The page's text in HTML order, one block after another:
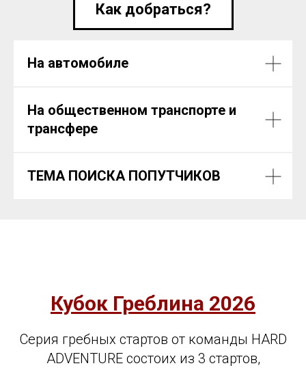
Как добраться?
На автомобиле
На общественном транспорте и
трансфере
ТЕМА ПОИСКА ПОПУТЧИКОВ
Кубок Греблина 2026
Серия гребных стартов от команды HARD
ADVENTURE состоих из 3 стартов,